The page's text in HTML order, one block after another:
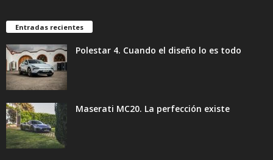
Entradas recientes
Polestar 4. Cuando el diseño lo es todo
Maserati MC20. La perfección existe